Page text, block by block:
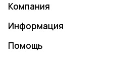
Компания
Информация
Помощь